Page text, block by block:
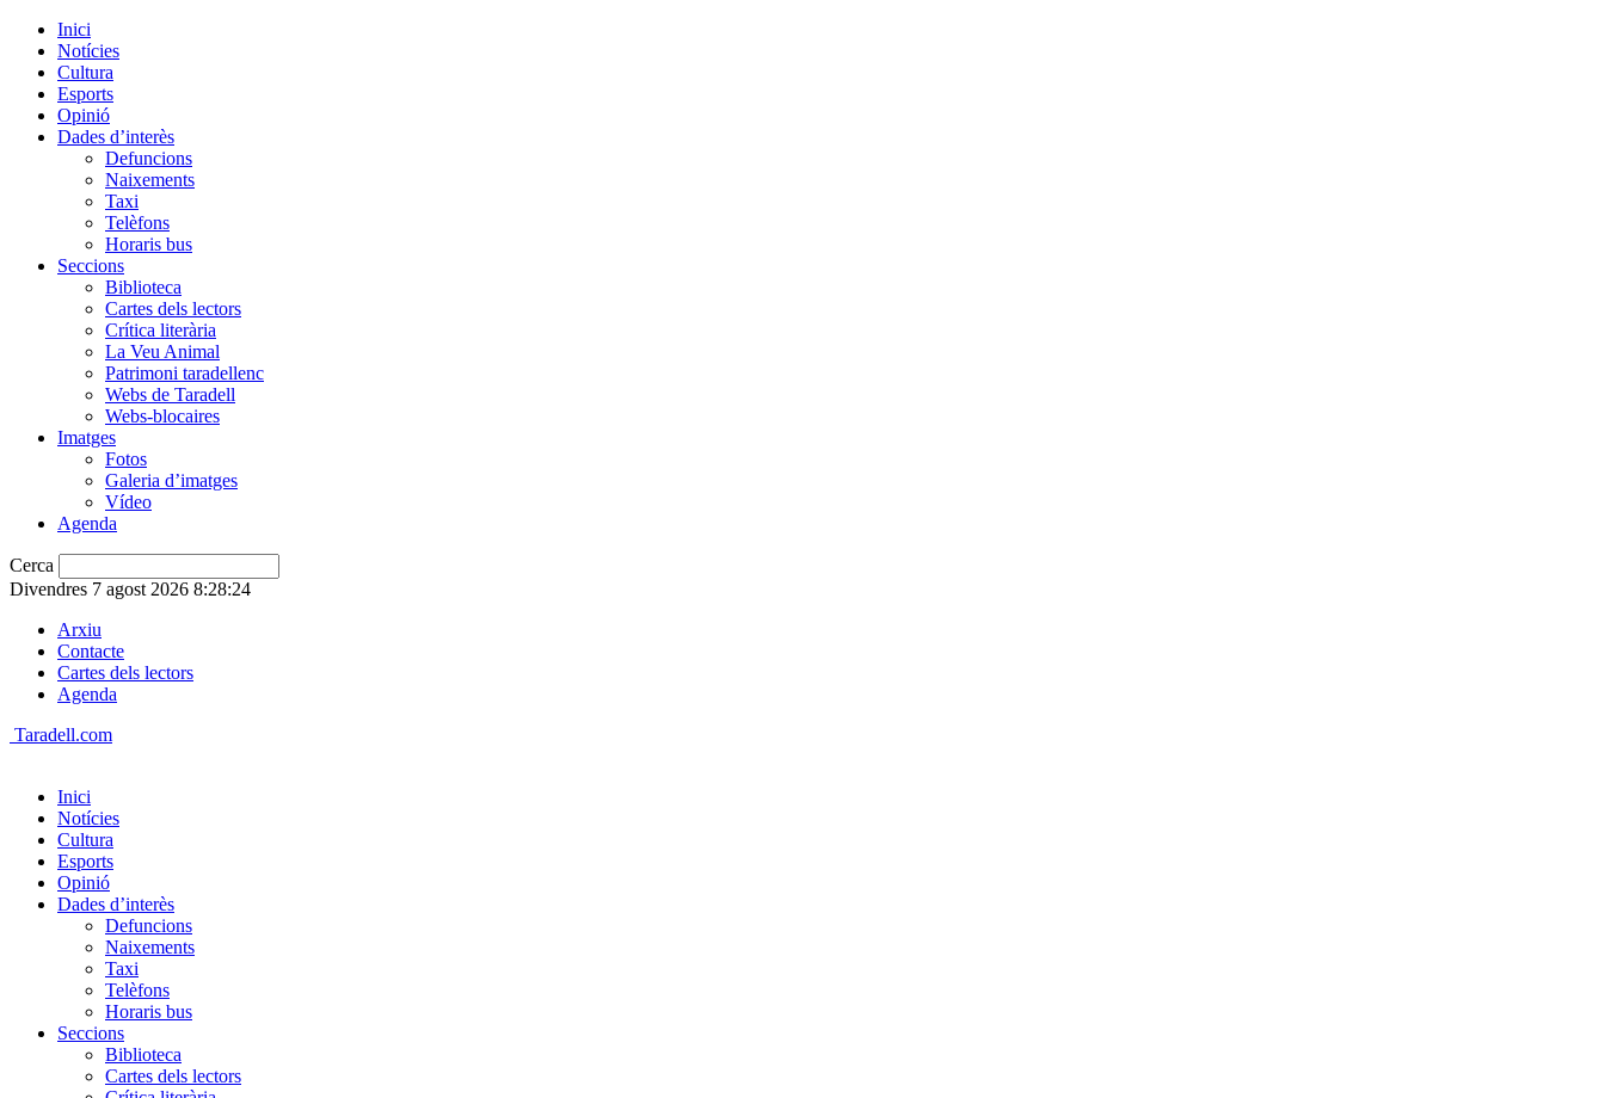
Inici
Notícies
Cultura
Esports
Opinió
Dades d’interès
Defuncions
Naixements
Taxi
Telèfons
Horaris bus
Seccions
Biblioteca
Cartes dels lectors
Crítica literària
La Veu Animal
Patrimoni taradellenc
Webs de Taradell
Webs-blocaires
Imatges
Fotos
Galeria d’imatges
Vídeo
Agenda
Cerca
Divendres 7 agost 2026 8:28:24
Arxiu
Contacte
Cartes dels lectors
Agenda
Taradell.com
Inici
Notícies
Cultura
Esports
Opinió
Dades d’interès
Defuncions
Naixements
Taxi
Telèfons
Horaris bus
Seccions
Biblioteca
Cartes dels lectors